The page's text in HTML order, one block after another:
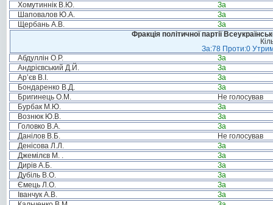
Хомутиннік В.Ю.
За
Шаповалов Ю.А.
За
Щербань А.В.
За
Фракція політичної партії
За:78 Проти:0
Абдуллін О.Р.
За
Андрієвський Д.Й.
За
Ар’єв В.І.
За
Бондаренко В.Д.
За
Бригинець О.М.
Не голосував
Бурбак М.Ю.
За
Вознюк Ю.В.
За
Головко В.А.
За
Данілов В.Б.
Не голосував
Денісова Л.Л.
За
Джемілєв М. .
За
Дирів А.Б.
За
Дубіль В.О.
За
Ємець Л.О.
За
Іванчук А.В.
За